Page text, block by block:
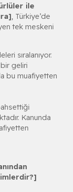
ile
, Türkiye’de
tek meskeni
sıralanıyor.
geliri
bu muafiyetten
Kanunda